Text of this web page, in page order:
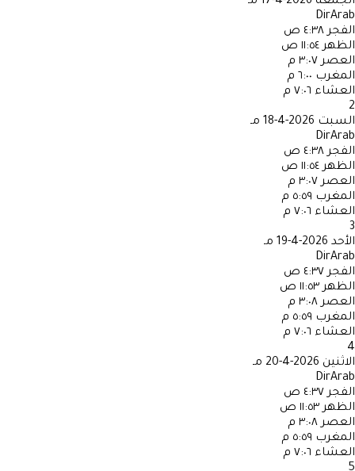
DirArab
الفجر ٤:٣٨ ص
الظهر ١١:٥٤ ص
العصر ٣:٠٧ م
المغرب ٦:٠٠ م
العشاء ٧:٠٦ م
2
السبت 2026-4-18 مـ
DirArab
الفجر ٤:٣٨ ص
الظهر ١١:٥٤ ص
العصر ٣:٠٧ م
المغرب ٥:٥٩ م
العشاء ٧:٠٦ م
3
الأحد 2026-4-19 مـ
DirArab
الفجر ٤:٣٧ ص
الظهر ١١:٥٣ ص
العصر ٣:٠٨ م
المغرب ٥:٥٩ م
العشاء ٧:٠٦ م
4
الاثنين 2026-4-20 مـ
DirArab
الفجر ٤:٣٧ ص
الظهر ١١:٥٣ ص
العصر ٣:٠٨ م
المغرب ٥:٥٩ م
العشاء ٧:٠٦ م